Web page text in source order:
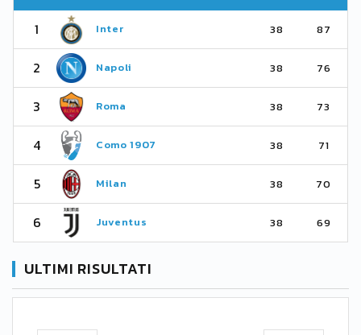
1 Inter 38 87
2 Napoli 38 76
3 Roma 38 73
4 Como 1907 38 71
5 Milan 38 70
6 Juventus 38 69
ULTIMI RISULTATI